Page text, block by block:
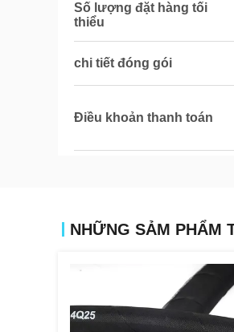
Số lượng đặt hàng tối
thiểu
chi tiết đóng gói
Điều khoản thanh toán